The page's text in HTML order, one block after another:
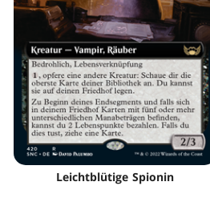
Leichtblütige Spionin